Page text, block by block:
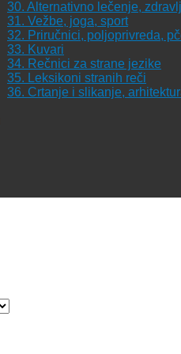
30. Alternativno lečenje,
31. Vežbe, joga, sport
32. Priručnici, poljoprivreda,
33. Kuvari
34. Rečnici za strane jezike
35. Leksikoni stranih reči
36. Crtanje i slikanje,